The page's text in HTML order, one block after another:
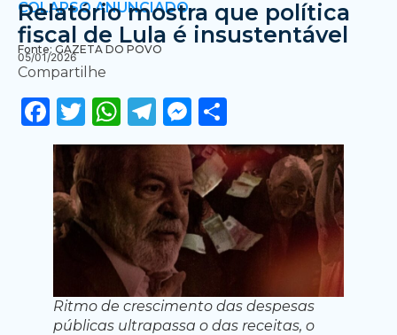
COLAPSO ANUNCIADO
Relatório mostra que política
fiscal de Lula é insustentável
Fonte: GAZETA DO POVO
05/01/2026
Compartilhe
Facebook
Twitter
WhatsApp
Telegram
Messenger
Ritmo de crescimento das despesas
públicas ultrapassa o das receitas, o